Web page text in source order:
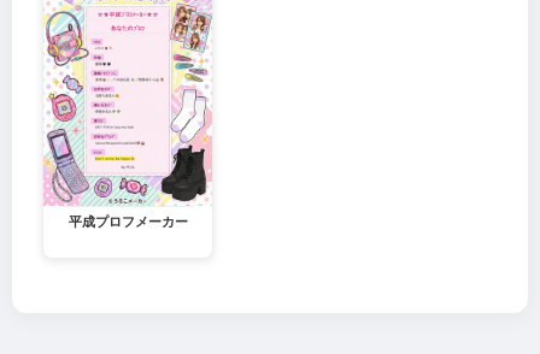
平成プロフメーカー